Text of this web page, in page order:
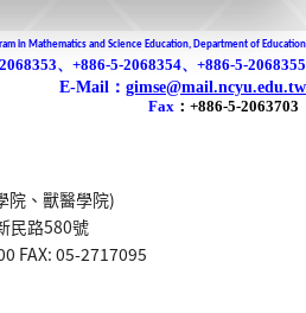
in Mathematics and Science Education, Department of Education
、+886-5-2068354、+886-5-2068355
E-Mail： gimse@mail.ncyu.edu.tw
Fax ： +886-5-2063703
院、獸醫學院)
民路580號
FAX: 05-2717095